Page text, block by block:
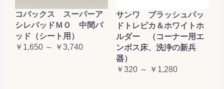
コバックス スーパーア
シレパッドＭＯ 中間パ
ッド（シート用）
￥1,650 ～ ￥3,740
サンワ ブラッシュパッ
ドトレピカ＆ホワイトホ
ルダー （コーナー用エ
ンボス床、洗浄の新兵
器）
￥320 ～ ￥1,280